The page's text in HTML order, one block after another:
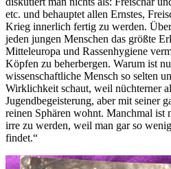
etc. und behauptet allen Ernstes,
Krieg innerlich fertig zu werden.
jeden jungen Menschen das größte
Mitteleuropa und Rassenhygiene
Köpfen zu beherbergen. Warum ist
wissenschaftliche Mensch so selten
Wirklichkeit schaut, weil nüchterner
Jugendbegeisterung, aber mit seiner
reinen Sphären wohnt. Manchmal ist
irre zu werden, weil man gar so
findet.“